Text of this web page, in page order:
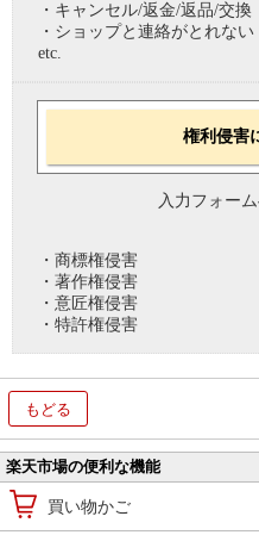
・キャンセル/返金/返品/交換
・ショップと連絡がとれない
etc.
権利侵害
入力フォー
・商標権侵害
・著作権侵害
・意匠権侵害
・特許権侵害
もどる
楽天市場の便利な機能
買い物かご